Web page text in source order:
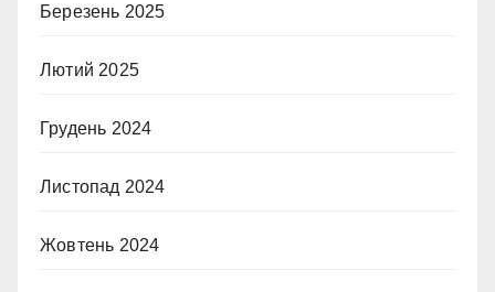
Березень 2025
Лютий 2025
Грудень 2024
Листопад 2024
Жовтень 2024